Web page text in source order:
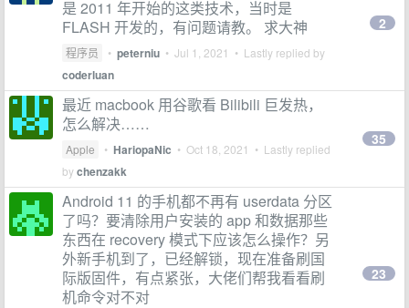
是 2011 年开始的这类技术，当时是
FLASH 开发的，有问题请教。 求大神
程序员 • peterniu • Jul 1, 2021 • Lastly replied by
coderluan
2
最近 macbook 用谷歌看 Bilibili 巨发热，
怎么解决……
Apple • HariopaNic • Oct 18, 2021 • Lastly replied
bychenzakk
35
Android 11 的手机都不再有 userdata 分区
了吗？要清除用户安装的 app 和数据那些
东西在 recovery 模式下应该怎么操作？另
外新手机到了，已经解锁，现在准备刷国
际版固件，有点紧张，大佬们帮我看看刷
机命令对不对
23